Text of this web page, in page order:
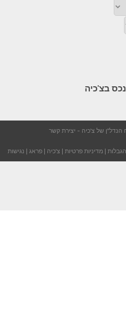
בצ'כיה​
יצירת קשר
| מדיניות פרטיות | צ'כיה | פראג | נגישות